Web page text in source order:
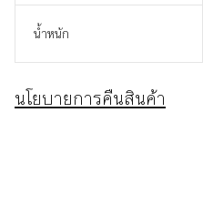
น้ำหนัก
นโยบายการคืนสินค้า